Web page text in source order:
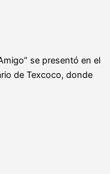
se presentó en el
de Texcoco, donde